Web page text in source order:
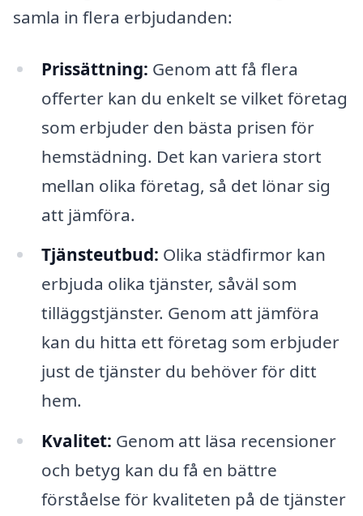
samla in flera erbjudanden:
Prissättning: Genom att få flera
offerter kan du enkelt se vilket företag
som erbjuder den bästa prisen för
hemstädning. Det kan variera stort
mellan olika företag, så det lönar sig
att jämföra.
Tjänsteutbud: Olika städfirmor kan
erbjuda olika tjänster, såväl som
tilläggstjänster. Genom att jämföra
kan du hitta ett företag som erbjuder
just de tjänster du behöver för ditt
hem.
Kvalitet: Genom att läsa recensioner
och betyg kan du få en bättre
förståelse för kvaliteten på de tjänster